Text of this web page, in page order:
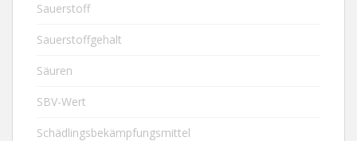
Sauerstoff
Sauerstoffgehalt
Säuren
SBV-Wert
Schädlingsbekämpfungsmittel